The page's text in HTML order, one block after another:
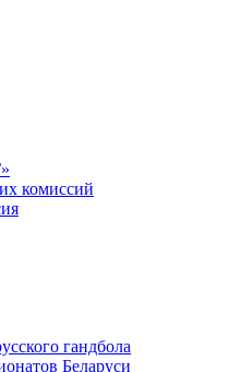
комиссий
гандбола
Беларуси